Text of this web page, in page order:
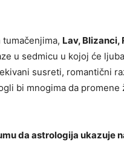
Lav, Blizanci,
u sedmicu u kojoj će
susreti, romantični
bi mnogima da promene
da astrologija ukazuje